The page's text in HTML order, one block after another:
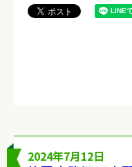
2024年7月12日